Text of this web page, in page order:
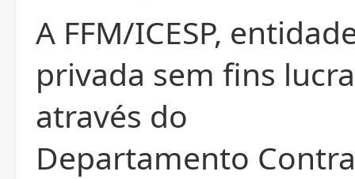
A FFM/ICESP,
privada sem fins
através do
Departamento